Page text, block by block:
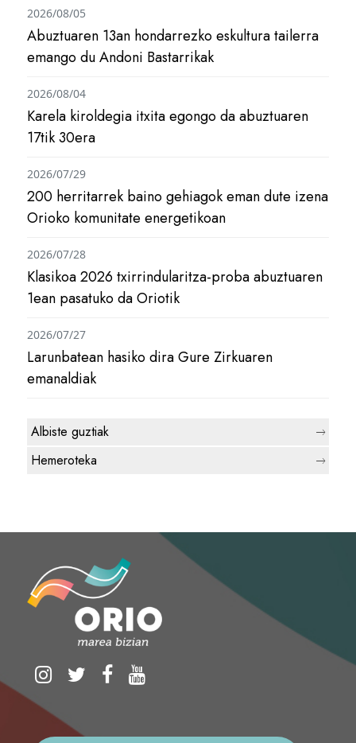
Abuztuaren 13an hondarrezko eskultura tailerra
emango du Andoni Bastarrikak
2026/08/05
Karela kiroldegia itxita egongo da abuztuaren
17tik 30era
2026/08/04
200 herritarrek baino gehiagok eman dute izena
Orioko komunitate energetikoan
2026/07/29
Klasikoa 2026 txirrindularitza-proba abuztuaren
1ean pasatuko da Oriotik
2026/07/28
Larunbatean hasiko dira Gure Zirkuaren
emanaldiak
2026/07/27
Albiste guztiak
Hemeroteka